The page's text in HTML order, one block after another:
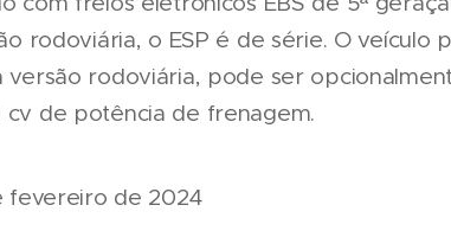
rodoviária, o ESP é de série. O veículo
versão rodoviária, pode ser
de potência de frenagem.
fevereiro de 2024